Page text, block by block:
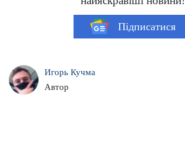
Підписатися
Игорь Кучма
Автор